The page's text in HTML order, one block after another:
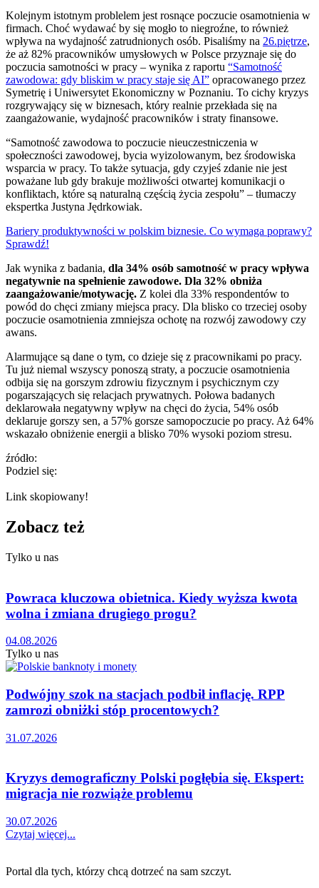
Kolejnym istotnym problelem jest rosnące poczucie osamotnienia w
firmach. Choć wydawać by się mogło to niegroźne, to również
wpływa na wydajność zatrudnionych osób. Pisaliśmy na 26.piętrze,
że aż 82% pracowników umysłowych w Polsce przyznaje się do
poczucia samotności w pracy – wynika z raportu “Samotność
zawodowa: gdy bliskim w pracy staje się AI” opracowanego przez
Symetrię i Uniwersytet Ekonomiczny w Poznaniu. To cichy kryzys
rozgrywający się w biznesach, który realnie przekłada się na
zaangażowanie, wydajność pracowników i straty finansowe.
“Samotność zawodowa to poczucie nieuczestniczenia w
społeczności zawodowej, bycia wyizolowanym, bez środowiska
wsparcia w pracy. To także sytuacja, gdy czyjeś zdanie nie jest
poważane lub gdy brakuje możliwości otwartej komunikacji o
konfliktach, które są naturalną częścią życia zespołu” – tłumaczy
ekspertka Justyna Jędrkowiak.
Bariery produktywności w polskim biznesie. Co wymaga poprawy?
Sprawdź!
Jak wynika z badania, dla 34% osób samotność w pracy wpływa
negatywnie na spełnienie zawodowe. Dla 32% obniża
zaangażowanie/motywację. Z kolei dla 33% respondentów to
powód do chęci zmiany miejsca pracy. Dla blisko co trzeciej osoby
poczucie osamotnienia zmniejsza ochotę na rozwój zawodowy czy
awans.
Alarmujące są dane o tym, co dzieje się z pracownikami po pracy.
Tu już niemal wszyscy ponoszą straty, a poczucie osamotnienia
odbija się na gorszym zdrowiu fizycznym i psychicznym czy
pogarszających się relacjach prywatnych. Połowa badanych
deklarowała negatywny wpływ na chęci do życia, 54% osób
deklaruje gorszy sen, a 57% gorsze samopoczucie po pracy. Aż 64%
wskazało obniżenie energii a blisko 70% wysoki poziom stresu.
źródło:
Podziel się:
Link skopiowany!
Zobacz też
Tylko u nas
Powraca kluczowa obietnica. Kiedy wyższa kwota
wolna i zmiana drugiego progu?
04.08.2026
Tylko u nas
Podwójny szok na stacjach podbił inflację. RPP
zamrozi obniżki stóp procentowych?
31.07.2026
Kryzys demograficzny Polski pogłębia się. Ekspert:
migracja nie rozwiąże problemu
30.07.2026
Czytaj więcej...
Portal dla tych, którzy chcą dotrzeć na sam szczyt.